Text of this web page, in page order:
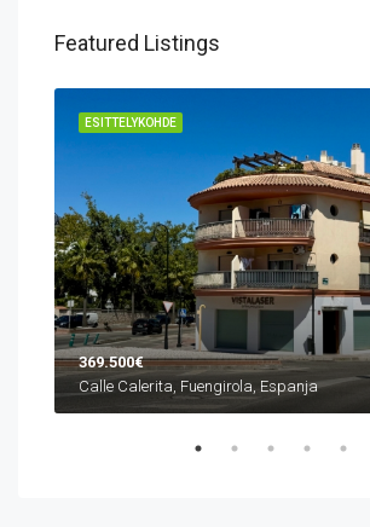
Featured Listings
ESITTELYKOHDE
369.500€
Calle Calerita, Fuengirola, Espanja